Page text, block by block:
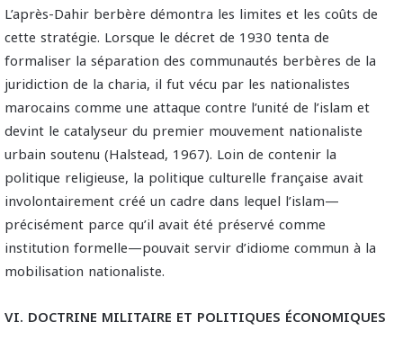
L’après-Dahir berbère démontra les limites et les coûts de
cette stratégie. Lorsque le décret de 1930 tenta de
formaliser la séparation des communautés berbères de la
juridiction de la charia, il fut vécu par les nationalistes
marocains comme une attaque contre l’unité de l’islam et
devint le catalyseur du premier mouvement nationaliste
urbain soutenu (Halstead, 1967). Loin de contenir la
politique religieuse, la politique culturelle française avait
involontairement créé un cadre dans lequel l’islam—
précisément parce qu’il avait été préservé comme
institution formelle—pouvait servir d’idiome commun à la
mobilisation nationaliste.
VI. DOCTRINE MILITAIRE ET POLITIQUES ÉCONOMIQUES